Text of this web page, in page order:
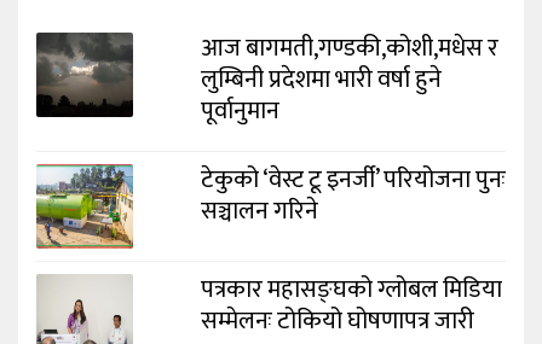
आज बागमती,गण्डकी,कोशी,मधेस र
लुम्बिनी प्रदेशमा भारी वर्षा हुने
पूर्वानुमान
टेकुको ‘वेस्ट टू इनर्जी’ परियोजना पुनः
सञ्चालन गरिने
पत्रकार महासङ्घको ग्लोबल मिडिया
सम्मेलनः टोकियो घोषणापत्र जारी